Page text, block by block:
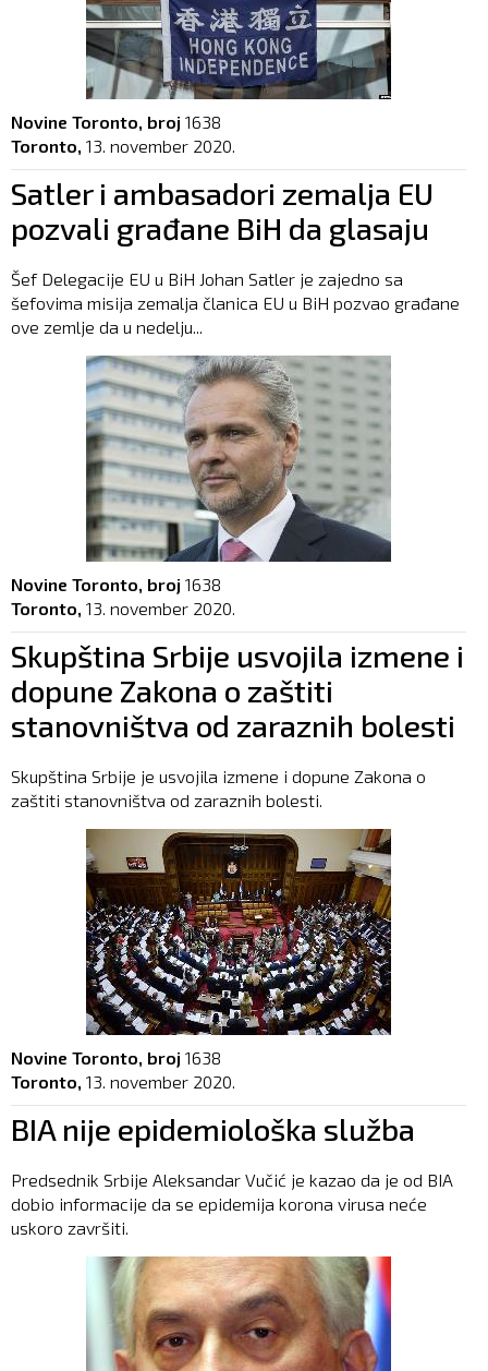
Novine Toronto, broj 1638
Toronto, 13. november 2020.
Satler i ambasadori zemalja EU
pozvali građane BiH da glasaju
Šef Delegacije EU u BiH Johan Satler je zajedno sa
šefovima misija zemalja članica EU u BiH pozvao građane
ove zemlje da u nedelju...
Novine Toronto, broj 1638
Toronto, 13. november 2020.
Skupština Srbije usvojila izmene i
dopune Zakona o zaštiti
stanovništva od zaraznih bolesti
Skupština Srbije je usvojila izmene i dopune Zakona o
zaštiti stanovništva od zaraznih bolesti.
Novine Toronto, broj 1638
Toronto, 13. november 2020.
BIA nije epidemiološka služba
Predsednik Srbije Aleksandar Vučić je kazao da je od BIA
dobio informacije da se epidemija korona virusa neće
uskoro završiti.